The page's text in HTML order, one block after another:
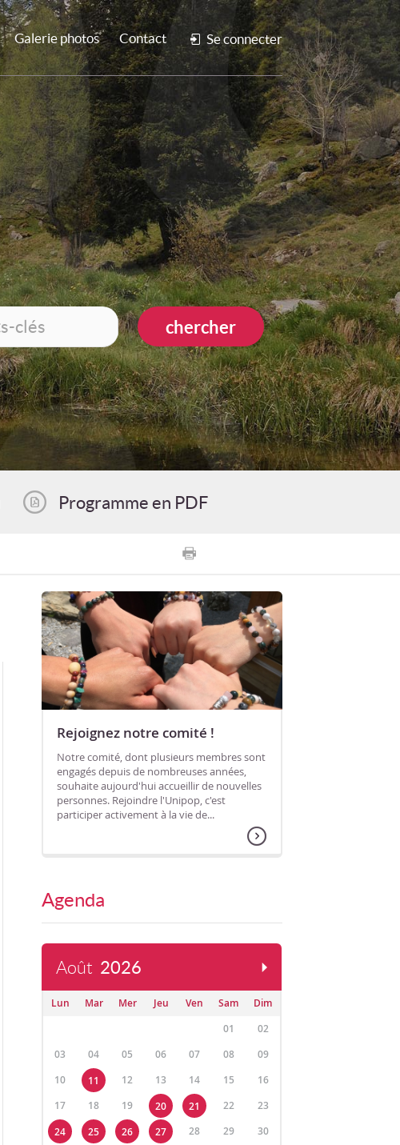
Galerie photos Contact Se connecter
Programme en PDF
Rejoignez notre comité !
Notre comité, dont plusieurs membres sont
engagés depuis de nombreuses années,
souhaite aujourd'hui accueillir de nouvelles
personnes. Rejoindre l'Unipop, c'est
participer activement à la vie de...
Agenda
Août 2026
Lun Mar Mer Jeu Ven Sam
Dim
01
02
03
04 05 06 07 08
09
10
11 12 13 14 15
16
17
18 19 20 21 22
23
24
25 26 27 28 29
30